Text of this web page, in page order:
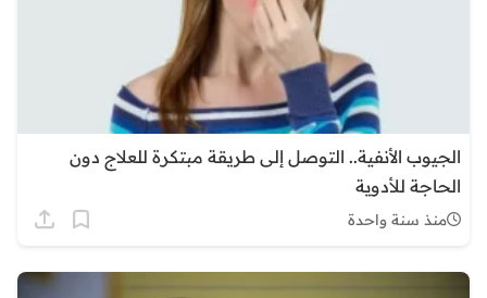
الجيوب الأنفية.. التوصل إلى طريقة مبتكرة للعلاج دون
الحاجة للأدوية
منذ سنة واحدة